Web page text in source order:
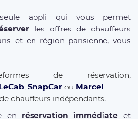
appli qui vous permet
les offres de chauffeurs
et en région parisienne, vous
de réservation,
LeCab, SnapCar ou Marcel
chauffeurs indépendants.
en réservation immédiate et